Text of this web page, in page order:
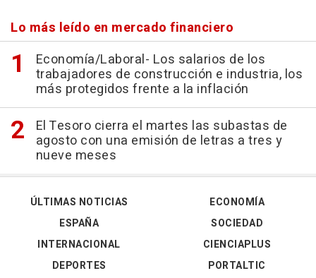
Lo más leído en mercado financiero
Economía/Laboral- Los salarios de los
trabajadores de construcción e industria, los
más protegidos frente a la inflación
El Tesoro cierra el martes las subastas de
agosto con una emisión de letras a tres y
nueve meses
ÚLTIMAS NOTICIAS
ESPAÑA
INTERNACIONAL
DEPORTES
ECONOMÍA
SOCIEDAD
CIENCIAPLUS
PORTALTIC